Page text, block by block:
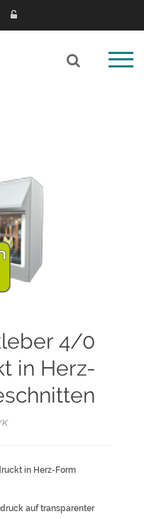
4/0
in Herz-
in Herz-Form
auf transparenter